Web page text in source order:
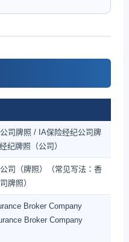
司牌照 / IA保险经纪公司牌
纪牌照（公司）
司（牌照）（常见写法：香
牌照）
Broker Company
Broker Company